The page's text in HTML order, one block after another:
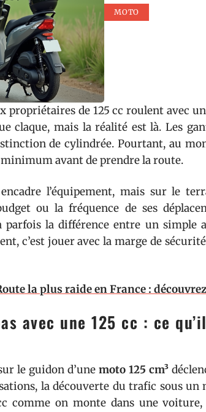
MOTO
propriétaires de 125 cc roulent avec
claque, mais la réalité est là. Les
de cylindrée. Pourtant, au
avant de prendre la route.
l’équipement, mais sur le
ou la fréquence de ses
parfois la différence entre un simple
c’est jouer avec la marge de
la plus raide en France :
avec une 125 cc : ce
le guidon d’une moto 125 cm³
la découverte du trafic sous
comme on monte dans une